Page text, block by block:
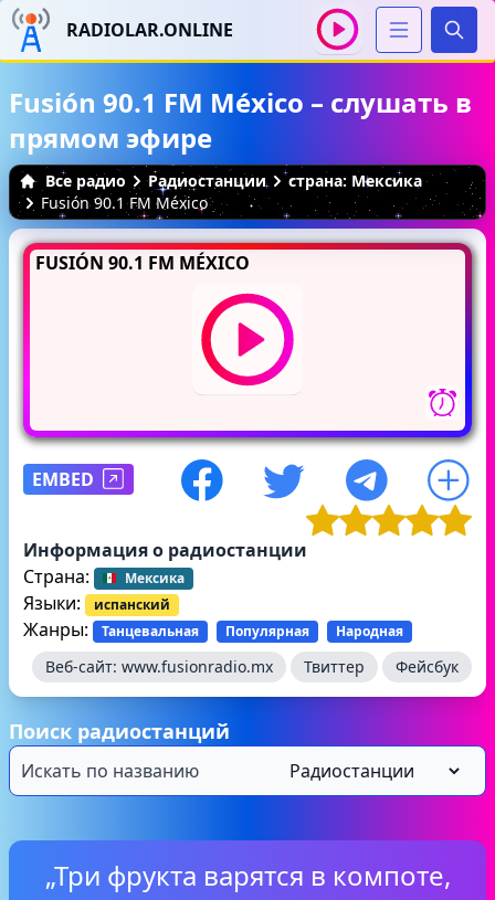
RADIOLAR.ONLINE
Fusión 90.1 FM México – слушать в
прямом эфире
Все радио Радиостанции
страна: Мексика
Fusión 90.1 FM México
FUSIÓN 90.1 FM MÉXICO
EMBED
Информация о радиостанции
Страна:
Мексика
Языки: испанский
Жанры: Танцевальная Популярная Народная
Веб-сайт: www.fusionradio.mx Твиттер Фейсбук
Поиск радиостанций
„Три фрукта варятся в компоте,